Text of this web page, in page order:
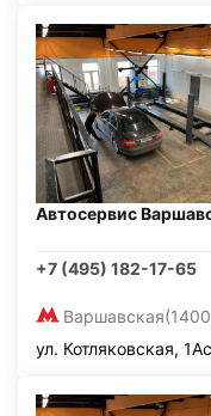
Автосервис
+7 (495) 182-17-65
Варшавская
ул. Котляковская,